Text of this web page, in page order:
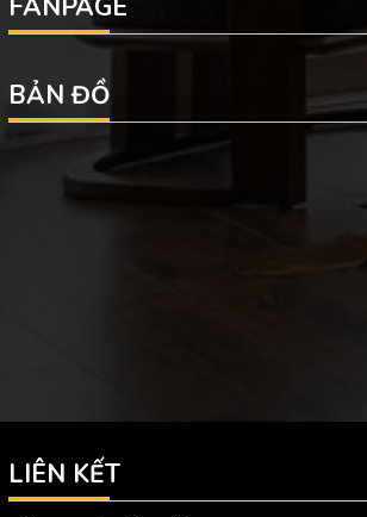
BẢN ĐỒ
LIÊN KẾT